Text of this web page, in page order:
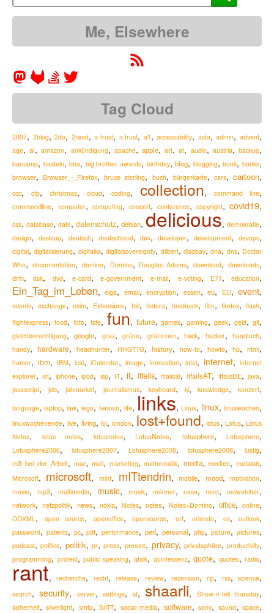
Me, Elsewhere
Tag Cloud
2007, 2blog,2do, 2read,a-trust,a.trust, a1 ,accessability, acta,admin,advent,
age,ai,amazon, ankündigung, apache,apple,art,at, audio, austria,backup,
barcamp, basteln,bba, big brother awards, birthday,blog, blogging,book,books,
browser,Browser_-_Firefox,bruce sterling, buch, bürgerkarte, cars,cartoon,
ccc, cfp, christmas, cloud,coding,collection,command line,
commandline, computer, computing, concert, conference, copyright, covid19,
css, database, date, datenschutz, debian, delicious, demokratie,
design, desktop, deutsch, deutschland,dev,developer,development,devops,
digital,digitalisierung, digitalks,digitalsovereignty, dilbert, disobay,dna, dns, Doctor
Who, documentation, domino, Domino, Douglas Adams,download,downloads,
drm,dsk, dvd, e-card, e-government,e-mail, e-voting, E71 , education,
Ein_Tag_im_Leben,elga, email,encryption, essen,eu, EU,event,
events,exchange,exim, Extensions, fail, fedora, feedback, film, firefox,flash,
flightexpress, food, foto, fsfe, fun, future,games,gaming,geek,geld,git,
gleichberechtigung,google, graz,grüne, grüninnen,hack, hacker,handtuch,
handy, hardware, headhunter, HHGTTG, history, how-to, howto, hp, html,
humor, ibm, IBM,ical,iCalendar, image, innovation,intel,internet,internet
explorer,iot, iphone,ipod, isp, IT,it, itfails, itfailsat,itfailsAT, itfailsDE,java,
javascript, job,jobmarket,journalismus, keyboard, ki,knowledge,konzert,
language,laptop,law,lego, lenovo, life, links, Linux, linux,linuxwochen,
linuxwochenende, live, living, lol, london, lost+found, lotus, Lotus, Lotus
Notes, lotus notes, lotusnotes, LotusNotes, lotusphere, Lotusphere,
Lotusphere2006, lotusphere2007, Lotusphere2008, lotusphere2008, lustig,
m3_bei_der_Arbeit, mac,mail, marketing,mathematik, media,medien,metalab,
Microsoft, microsoft, mint, mITtendrin,mobile, mood,motivation,
movie,mp3,multimedia, music, musik, männer, nasa, nerd, netwatcher,
network, netzpolitik, news, nokia, Notes, notes, Notes+Domino, office, online,
OOXML, open source, openoffice, opensource, orf, orlando, os, outlook,
password, patents, pc,pdf,performance, perl, personal,php,picture,pictures,
podcast,politics, politik, pr, press,presse, privacy, privatsphäre, productivity,
programming, protest, public speaking, qtalk, quintessenz, quote, quotes, radio,
rant,recherche, recht,release, review, rezension,rip, rss, science,
search,security, server,settings, sf, shaarli, Show-n-tell thursday,
sicherheit,silverlight, smtp,SnTT, social media, software,sony, sound,space,